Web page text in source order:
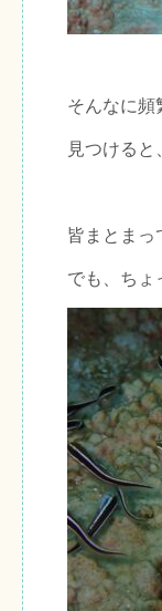
そんなに頻
見つけると
皆まとまっ
でも、ちょ